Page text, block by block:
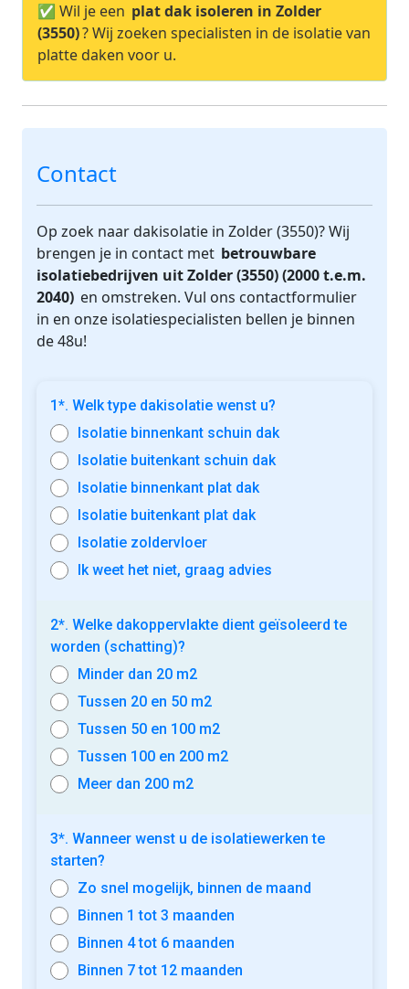
✅ Wil je een plat dak isoleren in Zolder
(3550)? Wij zoeken specialisten in de isolatie van
platte daken voor u.
Contact
Op zoek naar dakisolatie in Zolder (3550)? Wij
brengen je in contact met betrouwbare
isolatiebedrijven uit Zolder (3550) (2000 t.e.m.
2040) en omstreken. Vul ons contactformulier
in en onze isolatiespecialisten bellen je binnen
de 48u!
1*. Welk type dakisolatie wenst u?
Isolatie binnenkant schuin dak
Isolatie buitenkant schuin dak
Isolatie binnenkant plat dak
Isolatie buitenkant plat dak
Isolatie zoldervloer
Ik weet het niet, graag advies
2*. Welke dakoppervlakte dient geïsoleerd te
worden (schatting)?
Minder dan 20 m2
Tussen 20 en 50 m2
Tussen 50 en 100 m2
Tussen 100 en 200 m2
Meer dan 200 m2
3*. Wanneer wenst u de isolatiewerken te
starten?
Zo snel mogelijk, binnen de maand
Binnen 1 tot 3 maanden
Binnen 4 tot 6 maanden
Binnen 7 tot 12 maanden